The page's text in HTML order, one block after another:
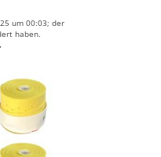
um 00:03; der
haben.